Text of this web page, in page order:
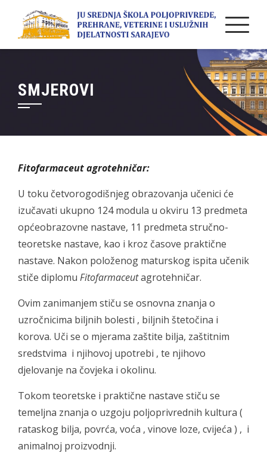
content
SMJEROVI
Fitofarmaceut agrotehničar:
U toku četvorogodišnjeg obrazovanja učenici će
izučavati ukupno 124 modula u okviru 13 predmeta
općeobrazovne nastave, 11 predmeta stručno-
teoretske nastave, kao i kroz časove praktične
nastave. Nakon položenog maturskog ispita učenik
stiče diplomu Fitofarmaceutagrotehničar.
Ovim zanimanjem stiču se osnovna znanja o
uzročnicima biljnih bolesti , biljnih štetočina i
korova. Uči se o mjerama zaštite bilja, zaštitnim
sredstvima i njihovoj upotrebi , te njihovo
djelovanje na čovjeka i okolinu.
Tokom teoretske i praktične nastave stiču se
temeljna znanja o uzgoju poljoprivrednih kultura (
rataskog bilja, povrća, voća , vinove loze, cvijeća ) , i
animalnoj proizvodnji.